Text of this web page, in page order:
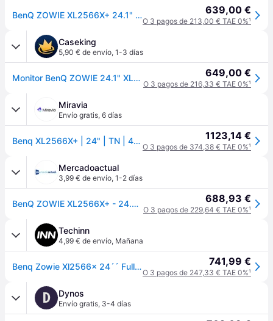
BenQ ZOWIE XL2566X+ 24.1" LED Fast TN Full HD 400Hz DyAc 2 para Esports 639,00 €
O 3 pagos de 213,00 € TAE 0%¹
Caseking
5,90 € de envío, 1-3 días
Monitor BenQ ZOWIE 24.1" XL2566X+ Fast TN 400Hz 0.05ms DyAc 2.0 649,00 €
O 3 pagos de 216,33 € TAE 0%¹
Miravia
Envío gratis, 6 días
Benq XL2566X+ | 24" | TN | 400 Hz | 1 ms | 1920 x 1080 píxeles | 320 cd/m² | 3 puertos HDMI 1123,14 €
O 3 pagos de 374,38 € TAE 0%¹
Mercadoactual
3,99 € de envío, 1-2 días
BenQ ZOWIE XL2566X+ - 24.5" Full HD - Negro - 400Hz 688,93 €
O 3 pagos de 229,64 € TAE 0%¹
Techinn
4,99 € de envío, Mañana
Benq Zowie Xl2566x 24´´ Full Hd Ips Led 400hz Monitor Negro 741,99 €
O 3 pagos de 247,33 € TAE 0%¹
D Dynos
Envío gratis, 3-4 días